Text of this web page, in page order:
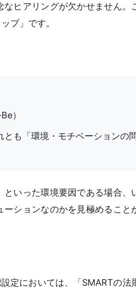
ヒアリングが欠かせません。
プ」です。
）
も「環境・モチベーションの
いった環境要因である場合、
ションなのかを見極めること
定においては、「SMARTの法